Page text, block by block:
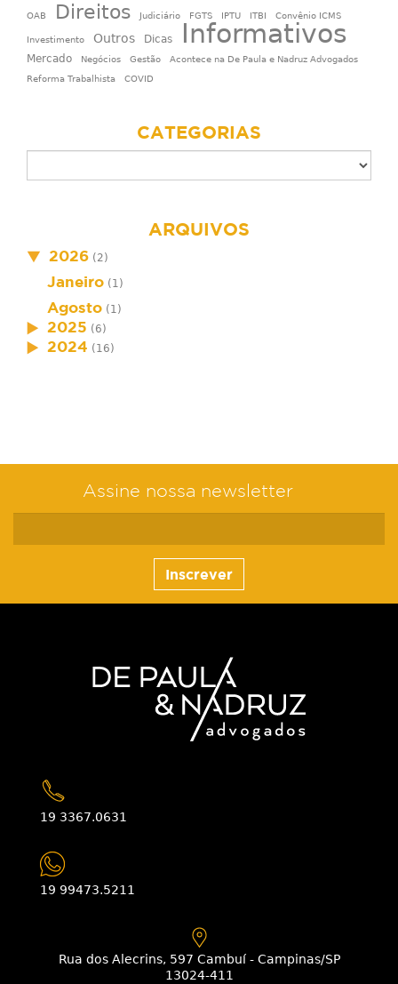
OAB Direitos Judiciário FGTS IPTU ITBI Convênio ICMS
Investimento Outros Dicas Informativos
Mercado Negócios Gestão
Acontece na De Paula e Nadruz Advogados
Reforma Trabalhista
COVID
CATEGORIAS
ARQUIVOS
2026 (2)
Janeiro (1)
Agosto (1)
2025 (6)
2024 (16)
Assine nossa newsletter
Inscrever
19 3367.0631
19 99473.5211
Rua dos Alecrins, 597 Cambuí - Campinas/SP
13024-411